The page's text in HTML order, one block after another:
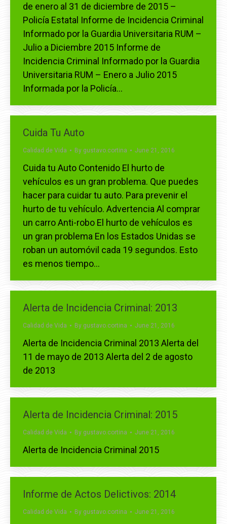
de enero al 31 de diciembre de 2015 –
Policía Estatal Informe de Incidencia Criminal
Informado por la Guardia Universitaria RUM –
Julio a Diciembre 2015 Informe de
Incidencia Criminal Informado por la Guardia
Universitaria RUM – Enero a Julio 2015
Informada por la Policía…
Cuida Tu Auto
Calidad de Vida By gustavo.cortina June 21, 2016
Cuida tu Auto Contenido El hurto de
vehículos es un gran problema. Que puedes
hacer para cuidar tu auto. Para prevenir el
hurto de tu vehículo. Advertencia Al comprar
un carro Anti-robo El hurto de vehículos es
un gran problema En los Estados Unidas se
roban un automóvil cada 19 segundos. Esto
es menos tiempo…
Alerta de Incidencia Criminal: 2013
Calidad de Vida By gustavo.cortina June 21, 2016
Alerta de Incidencia Criminal 2013 Alerta del
11 de mayo de 2013 Alerta del 2 de agosto
de 2013
Alerta de Incidencia Criminal: 2015
Calidad de Vida By gustavo.cortina June 21, 2016
Alerta de Incidencia Criminal 2015
Informe de Actos Delictivos: 2014
Calidad de Vida By gustavo.cortina June 21, 2016